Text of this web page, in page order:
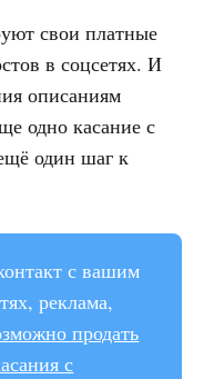
свои платные
в соцсетях. И
описаниям
одно касание с
один шаг к
с вашим
реклама,
продать
с